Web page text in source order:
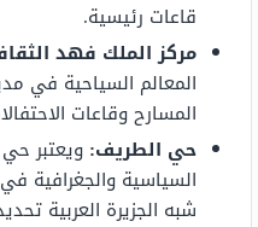
قاعات رئيسية.
مركز الملك فهد
المعالم السياحية في
المسارح وقاعات
حي الطريف: ويعتبر
السياسية والجغرافية
شبه الجزيرة العربية